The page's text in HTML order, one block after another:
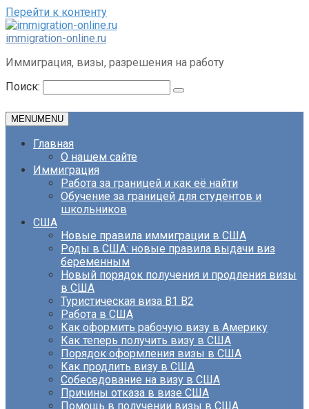
Перейти к контенту
immigration-online.ru
Иммиграция, визы, разрешения на работу
Поиск:
MENUMENU
Главная
О нашем сайте
Иммиграция
Работа за границей и как её найти
Обучение за границей для студентов и
школьников
США
Новые правила иммиграции в США
Роды в США: новые правила выдачи виз
беременным
Новый порядок получения и продления визы
в США
Туристическая виза B1 B2
Работа в США
Как оформить рабочую визу в Америку
Как теперь получить визу в США
Порядок оформления визы в США
Как продлить визу в США
Собеседование на визу в США
Причины отказа в визе США
Помощь в получении визы в США